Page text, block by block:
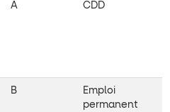
A CDD
B
Emploi
permanent